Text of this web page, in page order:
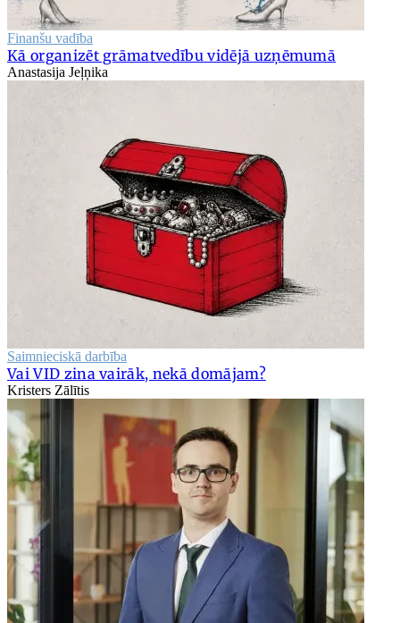
Finanšu vadība
Kā organizēt grāmatvedību vidējā uzņēmumā
Anastasija Jeļņika
Saimnieciskā darbība
Vai VID zina vairāk, nekā domājam?
Kristers Zālītis